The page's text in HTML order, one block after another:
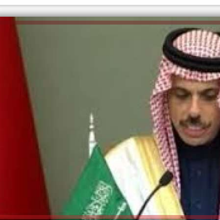
إلهام شرشر تكتب: «صلاح» ملك
المحبة.. رسول السلام والإنسانية
إلهام شرشر تكتب: دي مبقتش كورة..
دي سياسة